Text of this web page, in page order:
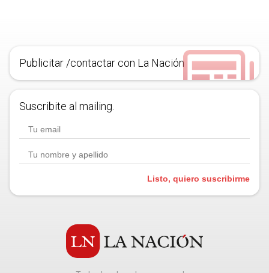
Publicitar /contactar con La Nación
Suscribite al mailing.
Listo, quiero suscribirme